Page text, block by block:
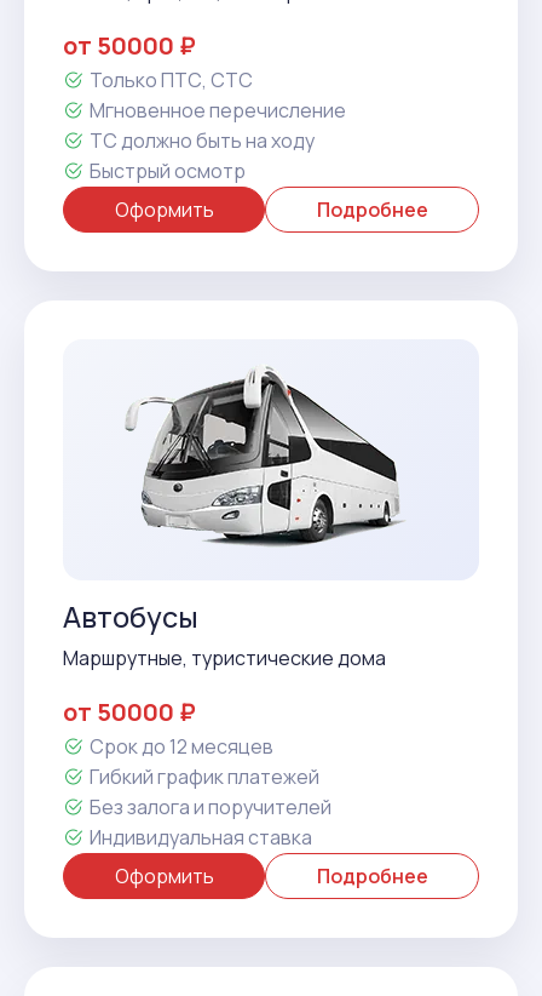
от 50000 ₽
Только ПТС, СТС
Мгновенное перечисление
ТС должно быть на ходу
Быстрый осмотр
Оформить
Подробнее
Автобусы
Маршрутные, туристические дома
от 50000 ₽
Срок до 12 месяцев
Гибкий график платежей
Без залога и поручителей
Индивидуальная ставка
Оформить
Подробнее